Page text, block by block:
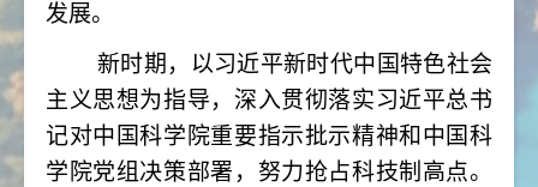
发展。
新时期，以习近平新时代中国特色社会
主义思想为指导，深入贯彻落实习近平总书
记对中国科学院重要指示批示精神和中国科
学院党组决策部署，努力抢占科技制高点。